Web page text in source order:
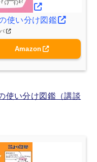
使い分け図鑑
Amazon
使い分け図鑑（講談